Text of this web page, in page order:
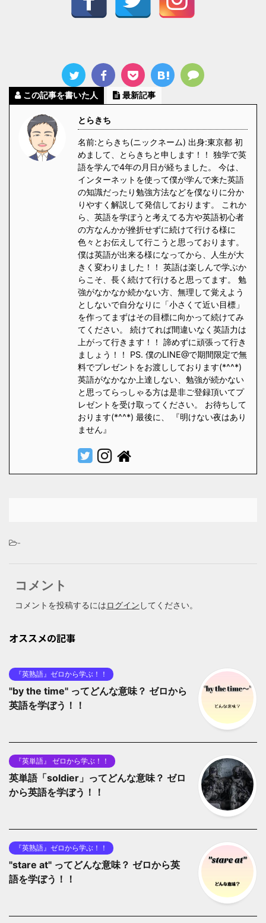
この記事を書いた人 最新記事
とらきち
名前:とらきち(ニックネーム) 出身:東京都 初
めまして、とらきちと申します！！ 独学で英
語を学んで4年の月日が経ちました。 今は、
インターネットを使って僕が学んで来た英語
の知識だったり勉強方法などを僕なりに分か
りやすく解説して発信しております。 これか
ら、英語を学ぼうと考えてる方や英語初心者
の方なんかが挫折せずに続けて行ける様に
色々とお伝えして行こうと思っております。
僕は英語が出来る様になってから、人生が大
きく変わりました！！ 英語は楽しんで学ぶか
らこそ、長く続けて行けると思ってます。 勉
強がなかなか続かない方、無理して覚えよう
としないで自分なりに「小さくて近い目標」
を作ってまずはその目標に向かって続けてみ
てください。 続けてれば間違いなく英語力は
上がって行きます！！ 諦めずに頑張って行き
ましょう！！ PS. 僕のLINE@で期間限定で無
料でプレゼントをお渡ししております(*^^*)
英語がなかなか上達しない、勉強が続かない
と思ってらっしゃる方は是非ご登録頂いてプ
レゼントを受け取ってください。 お待ちして
おります(*^^*) 最後に、 『明けない夜はあり
ません』
-
コメント
コメントを投稿するにはログイン してください。
オススメの記事
『英熟語』ゼロから学ぶ！！
"by the time" ってどんな意味？ ゼロから
英語を学ぼう！！
『英単語』 ゼロから学ぶ！！
英単語「soldier」ってどんな意味？ ゼロ
から英語を学ぼう！！
『英熟語』ゼロから学ぶ！！
"stare at" ってどんな意味？ ゼロから英
語を学ぼう！！